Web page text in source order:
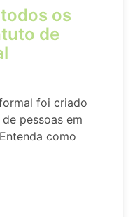
os
de
foi criado
pessoas em
como